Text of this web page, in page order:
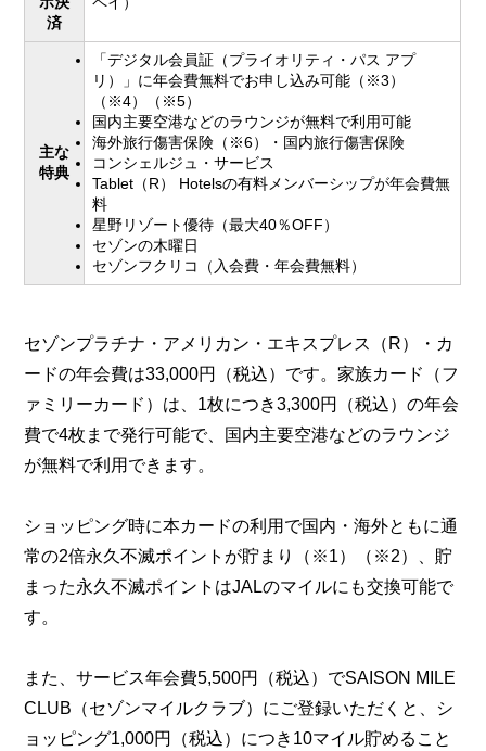
済
主な
特典
「デジタル会員証（プライオリティ・パス アプ
リ）」に年会費無料でお申し込み可能（※3）
（※4）（※5）
国内主要空港などのラウンジが無料で利用可能
海外旅行傷害保険（※6）・国内旅行傷害保険
コンシェルジュ・サービス
Tablet（R） Hotelsの有料メンバーシップが年会費無
料
星野リゾート優待（最大40％OFF）
セゾンの木曜日
セゾンフクリコ（入会費・年会費無料）
セゾンプラチナ・アメリカン・エキスプレス（R）・カ
ードの年会費は33,000円（税込）です。家族カード（フ
ァミリーカード）は、1枚につき3,300円（税込）の年会
費で4枚まで発行可能で、国内主要空港などのラウンジ
が無料で利用できます。
ショッピング時に本カードの利用で国内・海外ともに通
常の2倍永久不滅ポイントが貯まり（※1）（※2）、貯
まった永久不滅ポイントはJALのマイルにも交換可能で
す。
また、サービス年会費5,500円（税込）でSAISON MILE
CLUB（セゾンマイルクラブ）にご登録いただくと、シ
ョッピング1,000円（税込）につき10マイル貯めること